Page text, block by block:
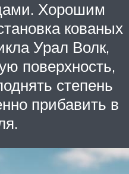
Хорошим
кованых
Урал Волк,
поверхность,
степень
прибавить в